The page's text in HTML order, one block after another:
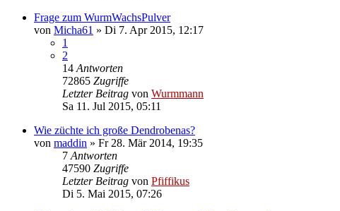
Frage zum WurmWachsPulver
von Micha61 » Di 7. Apr 2015, 12:17
1
2
14 Antworten
72865 Zugriffe
Letzter Beitrag von Wurmmann
Sa 11. Jul 2015, 05:11
Wie züchte ich große Dendrobenas?
von maddin » Fr 28. Mär 2014, 19:35
7 Antworten
47590 Zugriffe
Letzter Beitrag von Pfiffikus
Di 5. Mai 2015, 07:26